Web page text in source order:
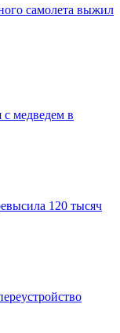
самолета выжил
медведем в
120 тысяч